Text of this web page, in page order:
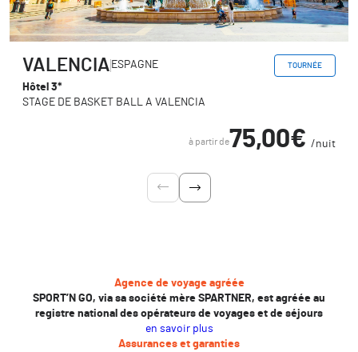
VALENCIA ESPAGNE TOURNÉE
Hôtel 3*
STAGE DE BASKET BALL A VALENCIA
à partir de75,00€ /nuit
Agence de voyage agréée
SPORT’N GO, via sa société mère SPARTNER, est agréée au
registre national des opérateurs de voyages et de séjours
en savoir plus
Assurances et garanties